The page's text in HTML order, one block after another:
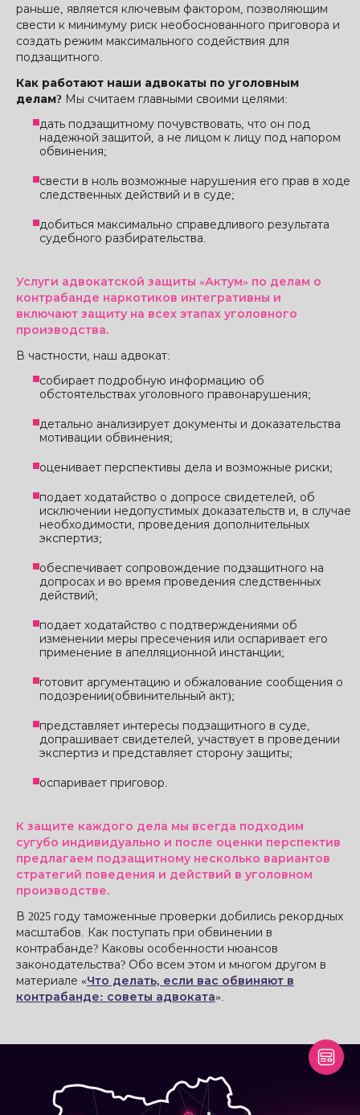
раньше, является ключевым фактором, позволяющим
свести к минимуму риск необоснованного приговора и
создать режим максимального содействия для
подзащитного.
Как работают наши адвокаты по уголовным
делам? Мы считаем главными своими целями:
дать подзащитному почувствовать, что он под
надежной защитой, а не лицом к лицу под напором
обвинения;
свести в ноль возможные нарушения его прав в ходе
следственных действий и в суде;
добиться максимально справедливого результата
судебного разбирательства.
Услуги адвокатской защиты «Актум» по делам о
контрабанде наркотиков интегративны и
включают защиту на всех этапах уголовного
производства.
В частности, наш адвокат:
собирает подробную информацию об
обстоятельствах уголовного правонарушения;
детально анализирует документы и доказательства
мотивации обвинения;
оценивает перспективы дела и возможные риски;
подает ходатайство о допросе свидетелей, об
исключении недопустимых доказательств и, в случае
необходимости, проведения дополнительных
экспертиз;
обеспечивает сопровождение подзащитного на
допросах и во время проведения следственных
действий;
подает ходатайство с подтверждениями об
изменении меры пресечения или оспаривает его
применение в апелляционной инстанции;
готовит аргументацию и обжалование сообщения о
подозрении(обвинительный акт);
представляет интересы подзащитного в суде,
допрашивает свидетелей, участвует в проведении
экспертиз и представляет сторону защиты;
оспаривает приговор.
К защите каждого дела мы всегда подходим
сугубо индивидуально и после оценки перспектив
предлагаем подзащитному несколько вариантов
стратегий поведения и действий в уголовном
производстве.
В 2025 году таможенные проверки добились рекордных
масштабов. Как поступать при обвинении в
контрабанде? Каковы особенности нюансов
законодательства? Обо всем этом и многом другом в
материале «Что делать, если вас обвиняют в
контрабанде: советы адвоката».